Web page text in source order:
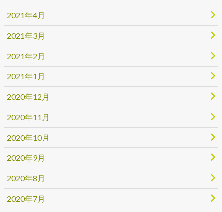
2021年4月
2021年3月
2021年2月
2021年1月
2020年12月
2020年11月
2020年10月
2020年9月
2020年8月
2020年7月